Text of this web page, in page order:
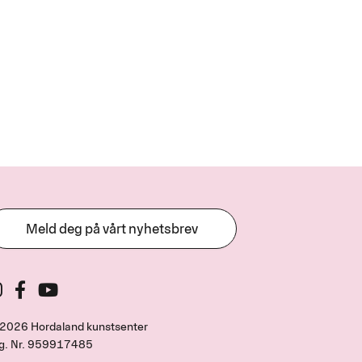
Meld deg på vårt nyhetsbrev
Hordaland kunstsenter
Nr. 959917485